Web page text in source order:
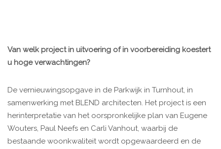
Van welk project in uitvoering of in voorbereiding koestert
u hoge verwachtingen?
De vernieuwingsopgave in de Parkwijk in Turnhout, in
samenwerking met BLEND architecten. Het project is een
herinterpretatie van het oorspronkelijke plan van Eugene
Wouters, Paul Neefs en Carli Vanhout, waarbij de
bestaande woonkwaliteit wordt opgewaardeerd en de